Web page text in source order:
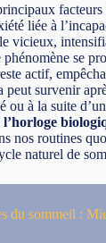
facteurs
liée à
vicieux,
phénomène se
actif,
peut survenir
ou à la suite
nos routines
naturel de
du sommeil :